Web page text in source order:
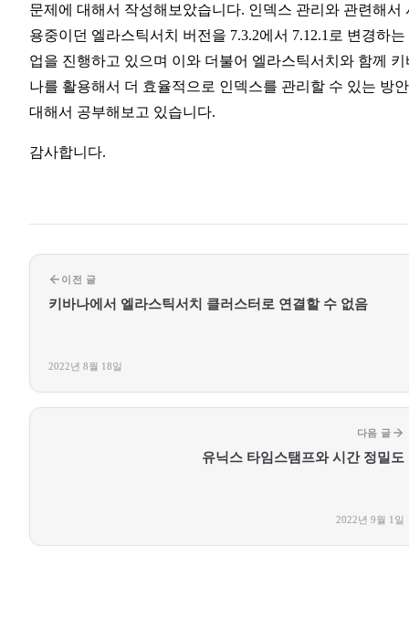
문제에 대해서 작성해보았습니다. 인덱스 관리와 관련해서
용중이던 엘라스틱서치 버전을 7.3.2에서 7.12.1로 변경하는
업을 진행하고 있으며 이와 더불어 엘라스틱서치와 함께 키
나를 활용해서 더 효율적으로 인덱스를 관리할 수 있는 방
대해서 공부해보고 있습니다.
감사합니다.
이전 글
키바나에서 엘라스틱서치 클러스터로 연결할 수 없음
2022년 8월 18일
다음 글
유닉스 타임스탬프와 시간 정밀도
2022년 9월 1일